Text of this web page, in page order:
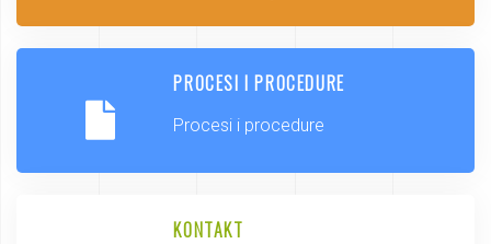
PROCESI I PROCEDURE
Procesi i procedure
KONTAKT